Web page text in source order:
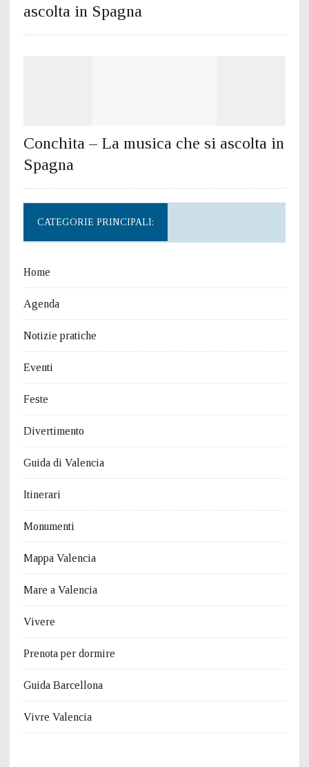
ascolta in Spagna
Conchita – La musica che si ascolta in
Spagna
CATEGORIE PRINCIPALI:
Home
Agenda
Notizie pratiche
Eventi
Feste
Divertimento
Guida di Valencia
Itinerari
Monumenti
Mappa Valencia
Mare a Valencia
Vivere
Prenota per dormire
Guida Barcellona
Vivre Valencia